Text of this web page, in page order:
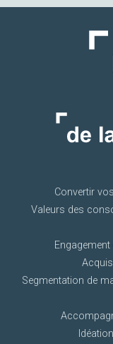
Convertir
Valeurs des
Segmentation de